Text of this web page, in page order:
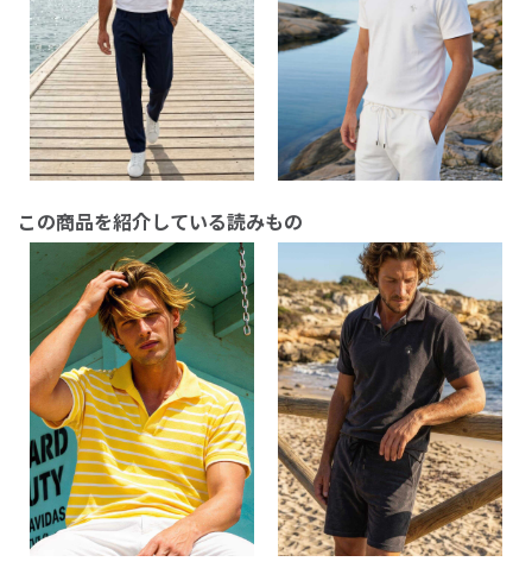
この商品を紹介している読みもの